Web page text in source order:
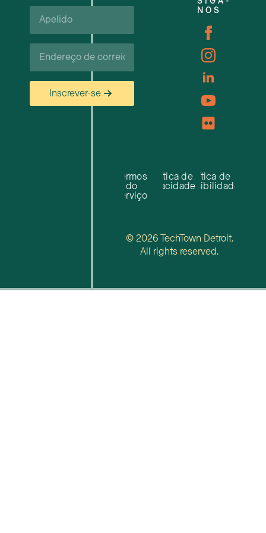
Apelido*
Correio
eletrónico*
Inscrever-se
NOS
Termos
do
serviço
Política de
privacidade
Política de
acessibilidade
© 2026 TechTown Detroit.
All rights reserved.